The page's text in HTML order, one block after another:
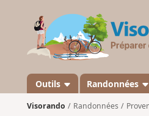
Outils Randonnées
Visorando Randonnées